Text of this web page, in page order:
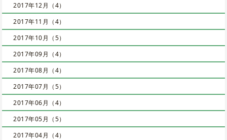
2017年12月（4）
2017年11月（4）
2017年10月（5）
2017年09月（4）
2017年08月（4）
2017年07月（5）
2017年06月（4）
2017年05月（5）
2017年04月（4）